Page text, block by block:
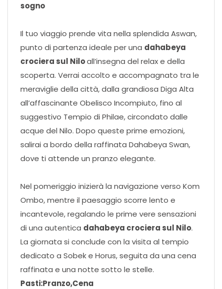
sogno
Il tuo viaggio prende vita nella splendida Aswan,
punto di partenza ideale per una dahabeya
crociera sul Niloall’insegna del relax e della
scoperta. Verrai accolto e accompagnato tra le
meraviglie della città, dalla grandiosa Diga Alta
all’affascinante Obelisco Incompiuto, fino al
suggestivo Tempio di Philae, circondato dalle
acque del Nilo. Dopo queste prime emozioni,
salirai a bordo della raffinata Dahabeya Swan,
dove ti attende un pranzo elegante.
Nel pomeriggio inizierà la navigazione verso Kom
Ombo, mentre il paesaggio scorre lento e
incantevole, regalando le prime vere sensazioni
di una autentica dahabeya crociera sul Nilo.
La giornata si conclude con la visita al tempio
dedicato a Sobek e Horus, seguita da una cena
raffinata e una notte sotto le stelle.
Pasti:Pranzo,Cena